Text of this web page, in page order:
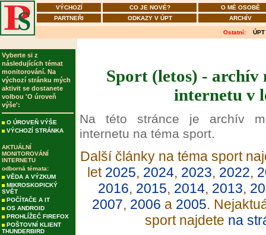
VÝCHOZÍ CO JE NOVÉ?
O MÉ OSOBĚ
PARTNEŘI
ODKAZY V ÚPT ARCHÍV
Ostatní: ÚPT
Vyberte si z
následujících témat
monitorování. Na
výchozí stránku mých
aktivit se dostanete
volbou 'O úroveň
výše':
O ÚROVEŇ VÝŠE
VÝCHOZÍ STRÁNKA
AKTUÁLNÍ
MONITOROVÁNÍ
INTERNETU
odborná témata:
VĚDA A VÝZKUM
MIKROSKOPICKÝ
SVĚT
POČÍTAČE A IT
OS ANDROID
PROHLÍŽEČ FIREFOX
POŠTOVNÍ KLIENT
THUNDERBIRD
Sport (letos) - archív
internetu v
Na této stránce je archív
internetu na téma sport.
Další články na téma sport
let 2025, 2024, 2023, 2022,
2016, 2015, 2014, 2013,
2007, 2006 a 2005.
sport najdete na